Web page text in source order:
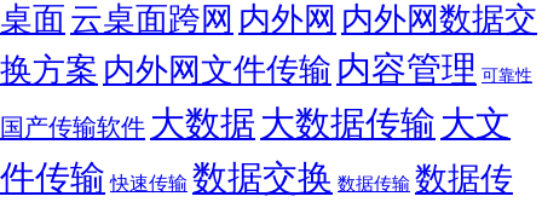
桌面云桌面跨网 内外网 内外网数据交
换方案内外网文件传输内容管理 可靠性
国产传输软件 大数据大数据传输大文
件传输 快速传输 数据交换 数据传输数据传